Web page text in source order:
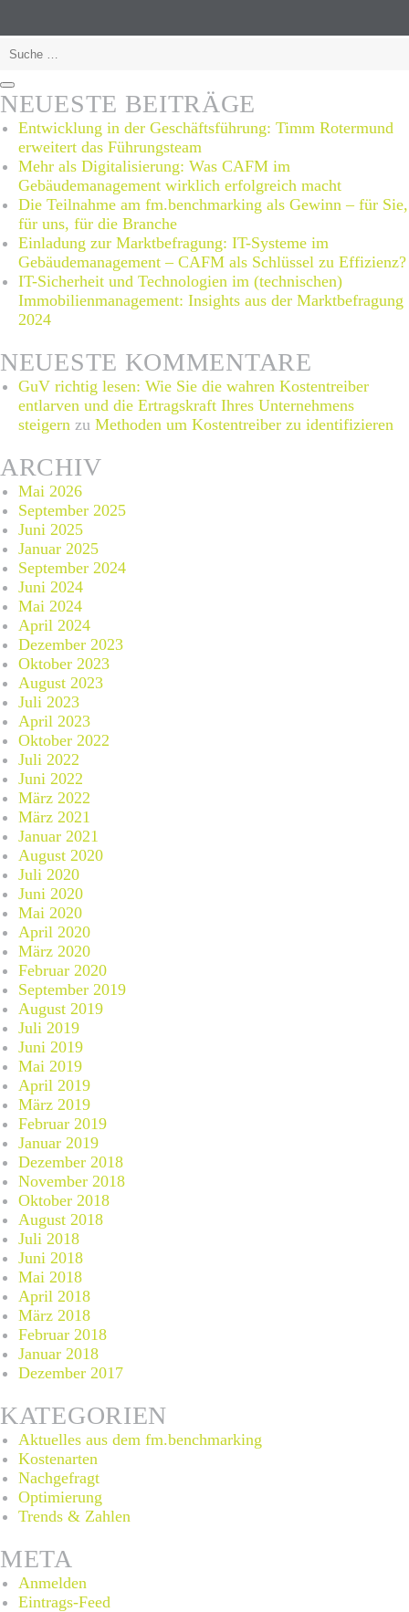
nach:
Suchen
NEUESTE BEITRÄGE
Entwicklung in der Geschäftsführung: Timm Rotermund
erweitert das Führungsteam
Mehr als Digitalisierung: Was CAFM im
Gebäudemanagement wirklich erfolgreich macht
Die Teilnahme am fm.benchmarking als Gewinn – für Sie,
für uns, für die Branche
Einladung zur Marktbefragung: IT-Systeme im
Gebäudemanagement – CAFM als Schlüssel zu Effizienz?
IT-Sicherheit und Technologien im (technischen)
Immobilienmanagement: Insights aus der Marktbefragung
2024
NEUESTE KOMMENTARE
GuV richtig lesen: Wie Sie die wahren Kostentreiber
entlarven und die Ertragskraft Ihres Unternehmens
steigern zu Methoden um Kostentreiber zu identifizieren
ARCHIV
Mai 2026
September 2025
Juni 2025
Januar 2025
September 2024
Juni 2024
Mai 2024
April 2024
Dezember 2023
Oktober 2023
August 2023
Juli 2023
April 2023
Oktober 2022
Juli 2022
Juni 2022
März 2022
März 2021
Januar 2021
August 2020
Juli 2020
Juni 2020
Mai 2020
April 2020
März 2020
Februar 2020
September 2019
August 2019
Juli 2019
Juni 2019
Mai 2019
April 2019
März 2019
Februar 2019
Januar 2019
Dezember 2018
November 2018
Oktober 2018
August 2018
Juli 2018
Juni 2018
Mai 2018
April 2018
März 2018
Februar 2018
Januar 2018
Dezember 2017
KATEGORIEN
Aktuelles aus dem fm.benchmarking
Kostenarten
Nachgefragt
Optimierung
Trends & Zahlen
META
Anmelden
Eintrags-Feed